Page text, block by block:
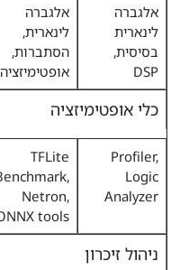
אלגברה
לינארית
בסיסית,
DSP
אלגברה
לינארית,
הסתברות,
אופטימיזציה
כלי אופטימיזציה
Profiler,
Logic
Analyzer
TFLite
Netron,
tools
ניהול זיכרון